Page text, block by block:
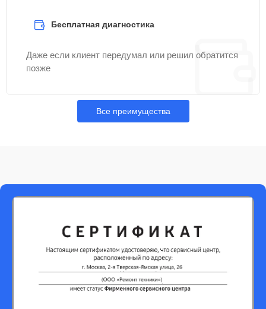
Бесплатная диагностика
Даже если клиент передумал или решил обратится
позже
Все преимущества